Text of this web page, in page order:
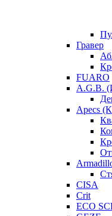
Гравер
FUARO
A.G.B.
Apecs
CISA
Crit
ECO